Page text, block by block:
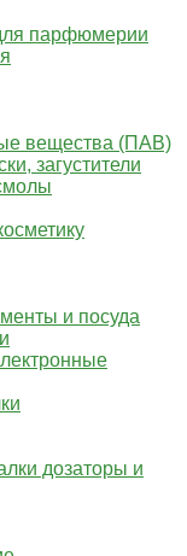
парфюмерии
вещества (ПАВ)
загустители
и посуда
дозаторы и